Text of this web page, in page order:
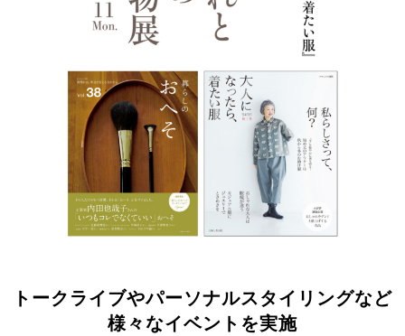
トークライブやパーソナルスタイリングなど
様々なイベントを実施